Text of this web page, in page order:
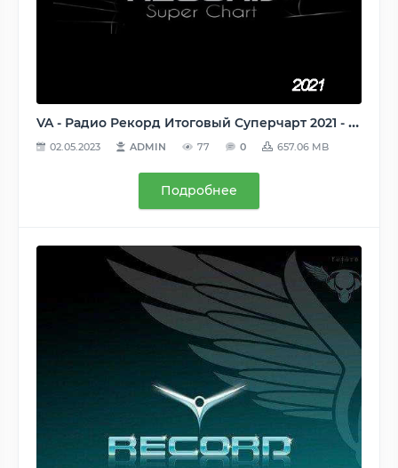
VA - Радио Рекорд Итоговый Суперчарт 2021 - 100 лучших треков [Record Super Chart] (2022) MP3
02.05.2023 ADMIN 77 0 657.06 MB
Подробнее